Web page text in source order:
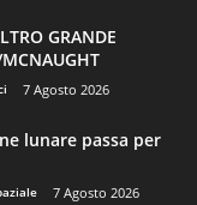
GRANDE
7 Agosto 2026
lunare passa per
7 Agosto 2026